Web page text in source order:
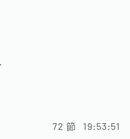
72 節 19:53:51